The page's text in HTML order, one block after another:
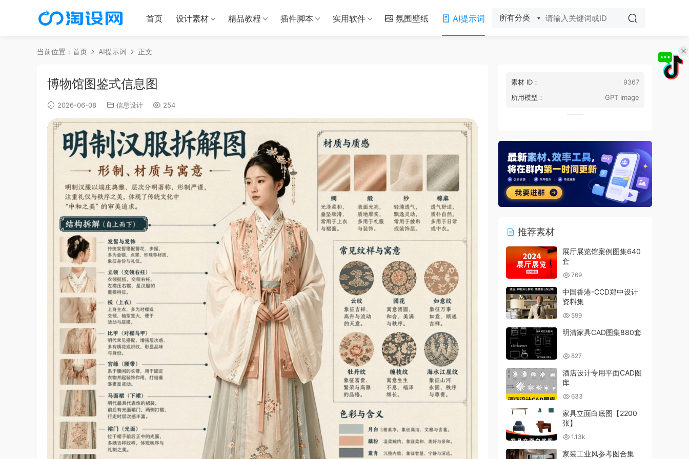
首页 设计素材 精品教程 插件脚本 实用软件 氛围壁纸 AI提示词 所有分类
当前位置： 首页 AI提示词 正文
博物馆图鉴式信息图
2026-06-08 信息设计 254
素材 ID：
9367
所用模型：
GPT Image
推荐素材
展厅展览馆案例图集640
套
769
中国香港-CCD郑中设计
资料集
599
明清家具CAD图集880套
827
酒店设计专用平面CAD图
库
633
家具立面白底图【2200
张】
1.13k
家装工业风参考图合集